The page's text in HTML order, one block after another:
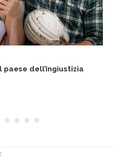
dell’ingiustizia